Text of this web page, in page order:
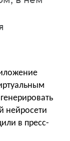
нейросети
в пресс-